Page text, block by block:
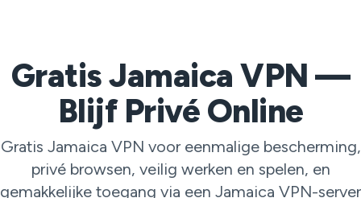
Gratis Jamaica VPN —
Blijf Privé Online
Gratis Jamaica VPN voor eenmalige bescherming,
privé browsen, veilig werken en spelen, en
gemakkelijke toegang via een Jamaica VPN-server